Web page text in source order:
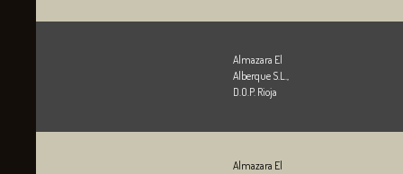
Almazara El
Alberque S.L.,
D.O.P. Rioja
Almazara El